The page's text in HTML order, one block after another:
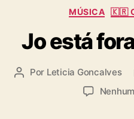
t
r
MÚSICA 🇰🇷
Jo está
A Por Leticia Goncalves